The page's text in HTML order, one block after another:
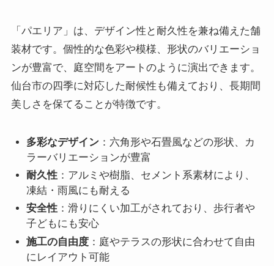
「パエリア」は、デザイン性と耐久性を兼ね備えた舗
装材です。個性的な色彩や模様、形状のバリエーショ
ンが豊富で、庭空間をアートのように演出できます。
仙台市の四季に対応した耐候性も備えており、長期間
美しさを保てることが特徴です。
多彩なデザイン ：六角形や石畳風などの形状、カ
ラーバリエーションが豊富
耐久性 ：アルミや樹脂、セメント系素材により、
凍結・雨風にも耐える
安全性 ：滑りにくい加工がされており、歩行者や
子どもにも安心
施工の自由度 ：庭やテラスの形状に合わせて自由
にレイアウト可能